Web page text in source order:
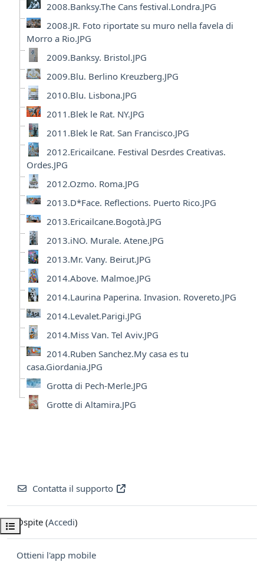
Apri indice del corso
2008.Banksy.The Cans festival.Londra.JPG
2008.JR. Foto riportate su muro nella favela di
Morro a Rio.JPG
2009.Banksy. Bristol.JPG
2009.Blu. Berlino Kreuzberg.JPG
2010.Blu. Lisbona.JPG
2011.Blek le Rat. NY.JPG
2011.Blek le Rat. San Francisco.JPG
2012.Ericailcane. Festival Desrdes Creativas.
Ordes.JPG
2012.Ozmo. Roma.JPG
2013.D*Face. Reflections. Puerto Rico.JPG
2013.Ericailcane.Bogotà.JPG
2013.iNO. Murale. Atene.JPG
2013.Mr. Vany. Beirut.JPG
2014.Above. Malmoe.JPG
2014.Laurina Paperina. Invasion. Rovereto.JPG
2014.Levalet.Parigi.JPG
2014.Miss Van. Tel Aviv.JPG
2014.Ruben Sanchez.My casa es tu
casa.Giordania.JPG
Grotta di Pech-Merle.JPG
Grotte di Altamira.JPG
Contatta il supporto
Ospite (Accedi)
Ottieni l'app mobile